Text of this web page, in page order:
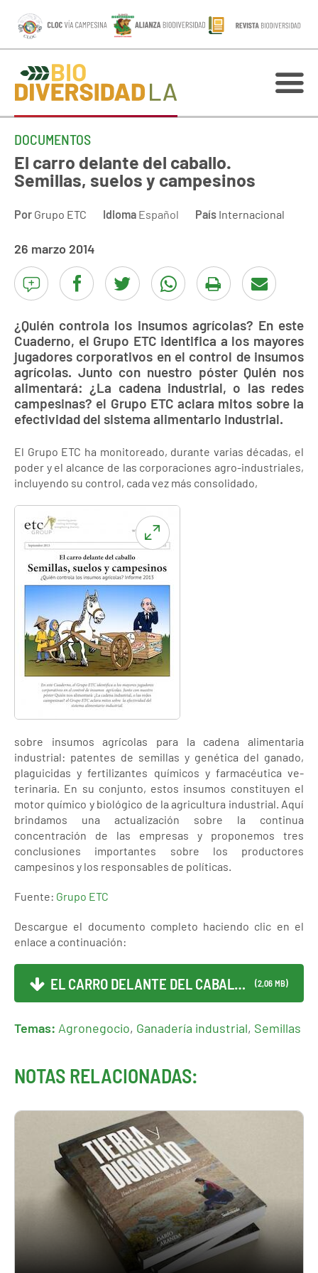
DOCUMENTOS
El carro delante del caballo.
Semillas, suelos y campesinos
Por Grupo ETC Idioma Español País Internacional
26 marzo 2014
¿Quién controla los insumos agrícolas? En este
Cuaderno, el Grupo ETC identifica a los mayores
jugadores corporativos en el control de insumos
agrícolas. Junto con nuestro póster Quién nos
alimentará: ¿La cadena industrial, o las redes
campesinas? el Grupo ETC aclara mitos sobre la
efectividad del sistema alimentario industrial.
El Grupo ETC ha monitoreado, durante varias décadas, el
poder y el alcance de las corporaciones agro-industriales,
incluyendo su control, cada vez más consolidado,
sobre insumos agrícolas para la cadena alimentaria
industrial: patentes de semillas y genética del ganado,
plaguicidas y fertilizantes químicos y farmacéutica ve-
terinaria. En su conjunto, estos insumos constituyen el
motor químico y biológico de la agricultura industrial. Aquí
brindamos una actualización sobre la continua
concentración de las empresas y proponemos tres
conclusiones importantes sobre los productores
campesinos y los responsables de políticas.
Fuente: Grupo ETC
Descargue el documento completo haciendo clic en el
enlace a continuación:
EL CARRO DELANTE DEL CABALL... (2,06 MB)
Temas: Agronegocio, Ganadería industrial, Semillas
NOTAS RELACIONADAS: